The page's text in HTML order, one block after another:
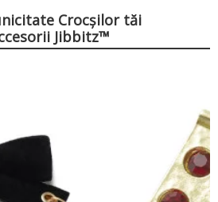
Crocșilor tăi
Jibbitz™